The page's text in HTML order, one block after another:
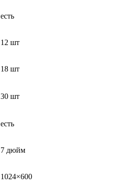
есть
12 шт
18 шт
30 шт
есть
7 дюйм
1024×600